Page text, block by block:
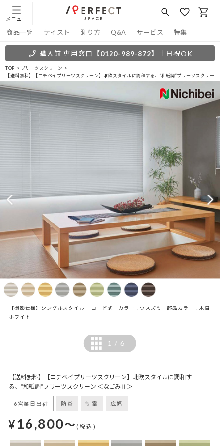
メニュー
商品一覧 テイスト 測り方 Q&A サービス 特集
購入前 専用窓口 【0120-989-872】 土日祝OK
TOP
プリーツスクリーン
【送料無料】【ニチベイプリーツスクリーン】北欧スタイルに調和する、”和紙調”プリーツスクリー
【撮影仕様】シングルスタイル コード式 カラー：ウスズミ 部品カラー：木目
ホワイト
1 / 6
【送料無料】【ニチベイプリーツスクリーン】北欧スタイルに調和す
る、”和紙調”プリーツスクリーン ＜なごみⅡ＞
6営業日出荷 防炎 制電 広幅
¥16,800～(税込)